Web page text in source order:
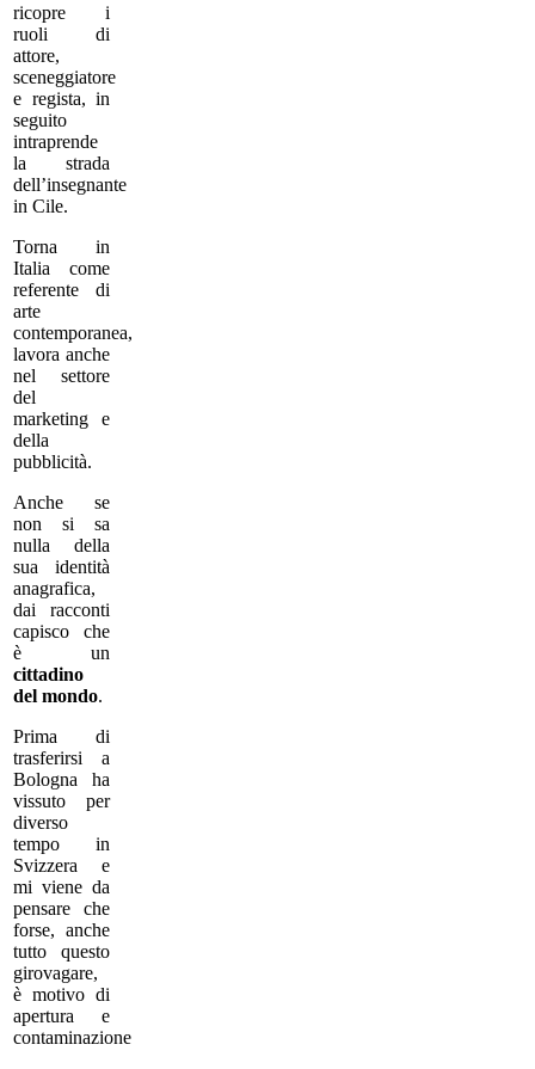
ricopre i
ruoli di
attore,
sceneggiatore
e regista, in
seguito
intraprende
la strada
dell’insegnante
in Cile.
Torna in
Italia come
referente di
arte
contemporanea,
lavora anche
nel settore
del
marketing e
della
pubblicità.
Anche se
non si sa
nulla della
sua identità
anagrafica,
dai racconti
capisco che
è un
cittadino
del mondo.
Prima di
trasferirsi a
Bologna ha
vissuto per
diverso
tempo in
Svizzera e
mi viene da
pensare che
forse, anche
tutto questo
girovagare,
è motivo di
apertura e
contaminazione